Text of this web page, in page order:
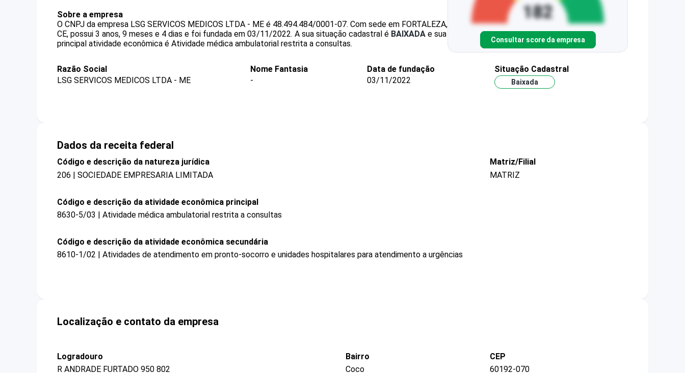
Sobre a empresa
O CNPJ da empresa LSG SERVICOS MEDICOS LTDA - ME é 48.494.484/0001-07. Com sede em FORTALEZA,
CE, possui 3 anos, 9 meses e 4 dias e foi fundada em 03/11/2022. A sua situação cadastral é BAIXADA e sua
principal atividade econômica é Atividade médica ambulatorial restrita a consultas.
Consultar score da empresa
Razão Social
LSG SERVICOS MEDICOS LTDA - ME
Nome Fantasia
-
Data de fundação
03/11/2022
Situação Cadastral
Baixada
Dados da receita federal
Código e descrição da natureza jurídica
206 | SOCIEDADE EMPRESARIA LIMITADA
Matriz/Filial
MATRIZ
Código e descrição da atividade econômica principal
8630-5/03 | Atividade médica ambulatorial restrita a consultas
Código e descrição da atividade econômica secundária
8610-1/02 | Atividades de atendimento em pronto-socorro e unidades hospitalares para atendimento a urgências
Localização e contato da empresa
Logradouro
R ANDRADE FURTADO 950 802
Bairro
Coco
CEP
60192-070